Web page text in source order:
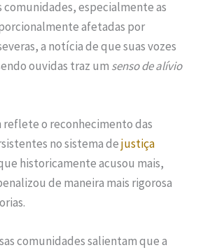
comunidades, especialmente as
afetadas por
a notícia de que suas vozes
ouvidas traz um senso de alívio
reflete o reconhecimento das
no sistema dejustiça
historicamente acusou mais,
de maneira mais rigorosa
comunidades salientam que a